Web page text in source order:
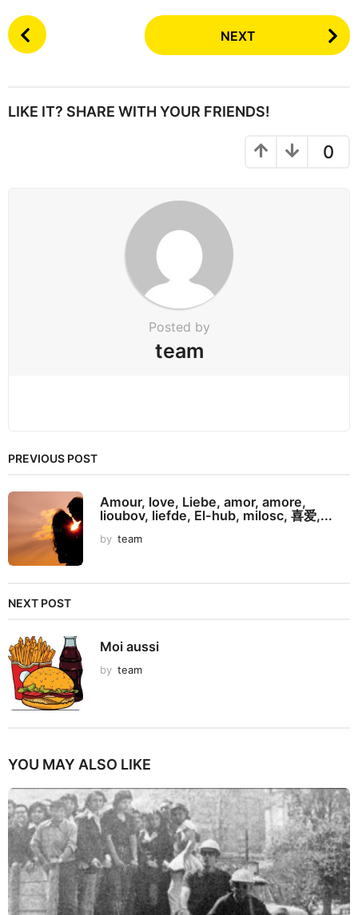
P
o
P
NEXT
LIKE IT? SHARE WITH YOUR FRIENDS!
0
Posted by
team
PREVIOUS POST
Amour, love, Liebe, amor, amore,
lioubov, liefde, El-hub, milosc, 喜爱,...
by team
NEXT POST
Moi aussi
by team
YOU MAY ALSO LIKE